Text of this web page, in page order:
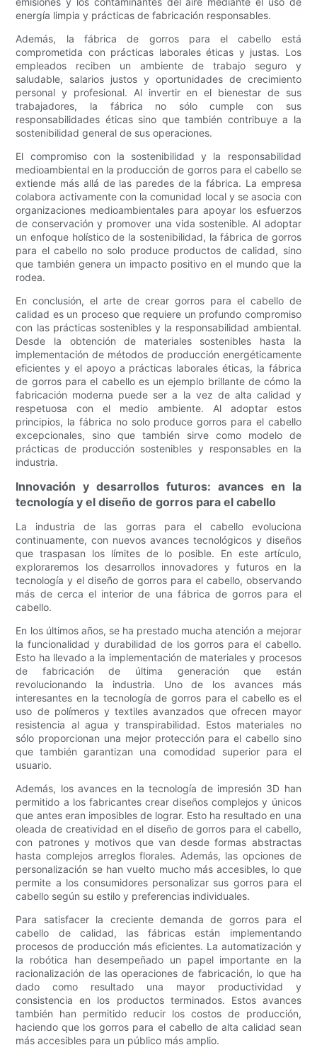
energía limpia y prácticas de fabricación responsables.
Además, la fábrica de gorros para el cabello está
comprometida con prácticas laborales éticas y justas. Los
empleados reciben un ambiente de trabajo seguro y
saludable, salarios justos y oportunidades de crecimiento
personal y profesional. Al invertir en el bienestar de sus
trabajadores, la fábrica no sólo cumple con sus
responsabilidades éticas sino que también contribuye a la
sostenibilidad general de sus operaciones.
El compromiso con la sostenibilidad y la responsabilidad
medioambiental en la producción de gorros para el cabello se
extiende más allá de las paredes de la fábrica. La empresa
colabora activamente con la comunidad local y se asocia con
organizaciones medioambientales para apoyar los esfuerzos
de conservación y promover una vida sostenible. Al adoptar
un enfoque holístico de la sostenibilidad, la fábrica de gorros
para el cabello no solo produce productos de calidad, sino
que también genera un impacto positivo en el mundo que la
rodea.
En conclusión, el arte de crear gorros para el cabello de
calidad es un proceso que requiere un profundo compromiso
con las prácticas sostenibles y la responsabilidad ambiental.
Desde la obtención de materiales sostenibles hasta la
implementación de métodos de producción energéticamente
eficientes y el apoyo a prácticas laborales éticas, la fábrica
de gorros para el cabello es un ejemplo brillante de cómo la
fabricación moderna puede ser a la vez de alta calidad y
respetuosa con el medio ambiente. Al adoptar estos
principios, la fábrica no solo produce gorros para el cabello
excepcionales, sino que también sirve como modelo de
prácticas de producción sostenibles y responsables en la
industria.
Innovación y desarrollos futuros: avances en la
tecnología y el diseño de gorros para el cabello
La industria de las gorras para el cabello evoluciona
continuamente, con nuevos avances tecnológicos y diseños
que traspasan los límites de lo posible. En este artículo,
exploraremos los desarrollos innovadores y futuros en la
tecnología y el diseño de gorros para el cabello, observando
más de cerca el interior de una fábrica de gorros para el
cabello.
En los últimos años, se ha prestado mucha atención a mejorar
la funcionalidad y durabilidad de los gorros para el cabello.
Esto ha llevado a la implementación de materiales y procesos
de fabricación de última generación que están
revolucionando la industria. Uno de los avances más
interesantes en la tecnología de gorros para el cabello es el
uso de polímeros y textiles avanzados que ofrecen mayor
resistencia al agua y transpirabilidad. Estos materiales no
sólo proporcionan una mejor protección para el cabello sino
que también garantizan una comodidad superior para el
usuario.
Además, los avances en la tecnología de impresión 3D han
permitido a los fabricantes crear diseños complejos y únicos
que antes eran imposibles de lograr. Esto ha resultado en una
oleada de creatividad en el diseño de gorros para el cabello,
con patrones y motivos que van desde formas abstractas
hasta complejos arreglos florales. Además, las opciones de
personalización se han vuelto mucho más accesibles, lo que
permite a los consumidores personalizar sus gorros para el
cabello según su estilo y preferencias individuales.
Para satisfacer la creciente demanda de gorros para el
cabello de calidad, las fábricas están implementando
procesos de producción más eficientes. La automatización y
la robótica han desempeñado un papel importante en la
racionalización de las operaciones de fabricación, lo que ha
dado como resultado una mayor productividad y
consistencia en los productos terminados. Estos avances
también han permitido reducir los costos de producción,
haciendo que los gorros para el cabello de alta calidad sean
más accesibles para un público más amplio.